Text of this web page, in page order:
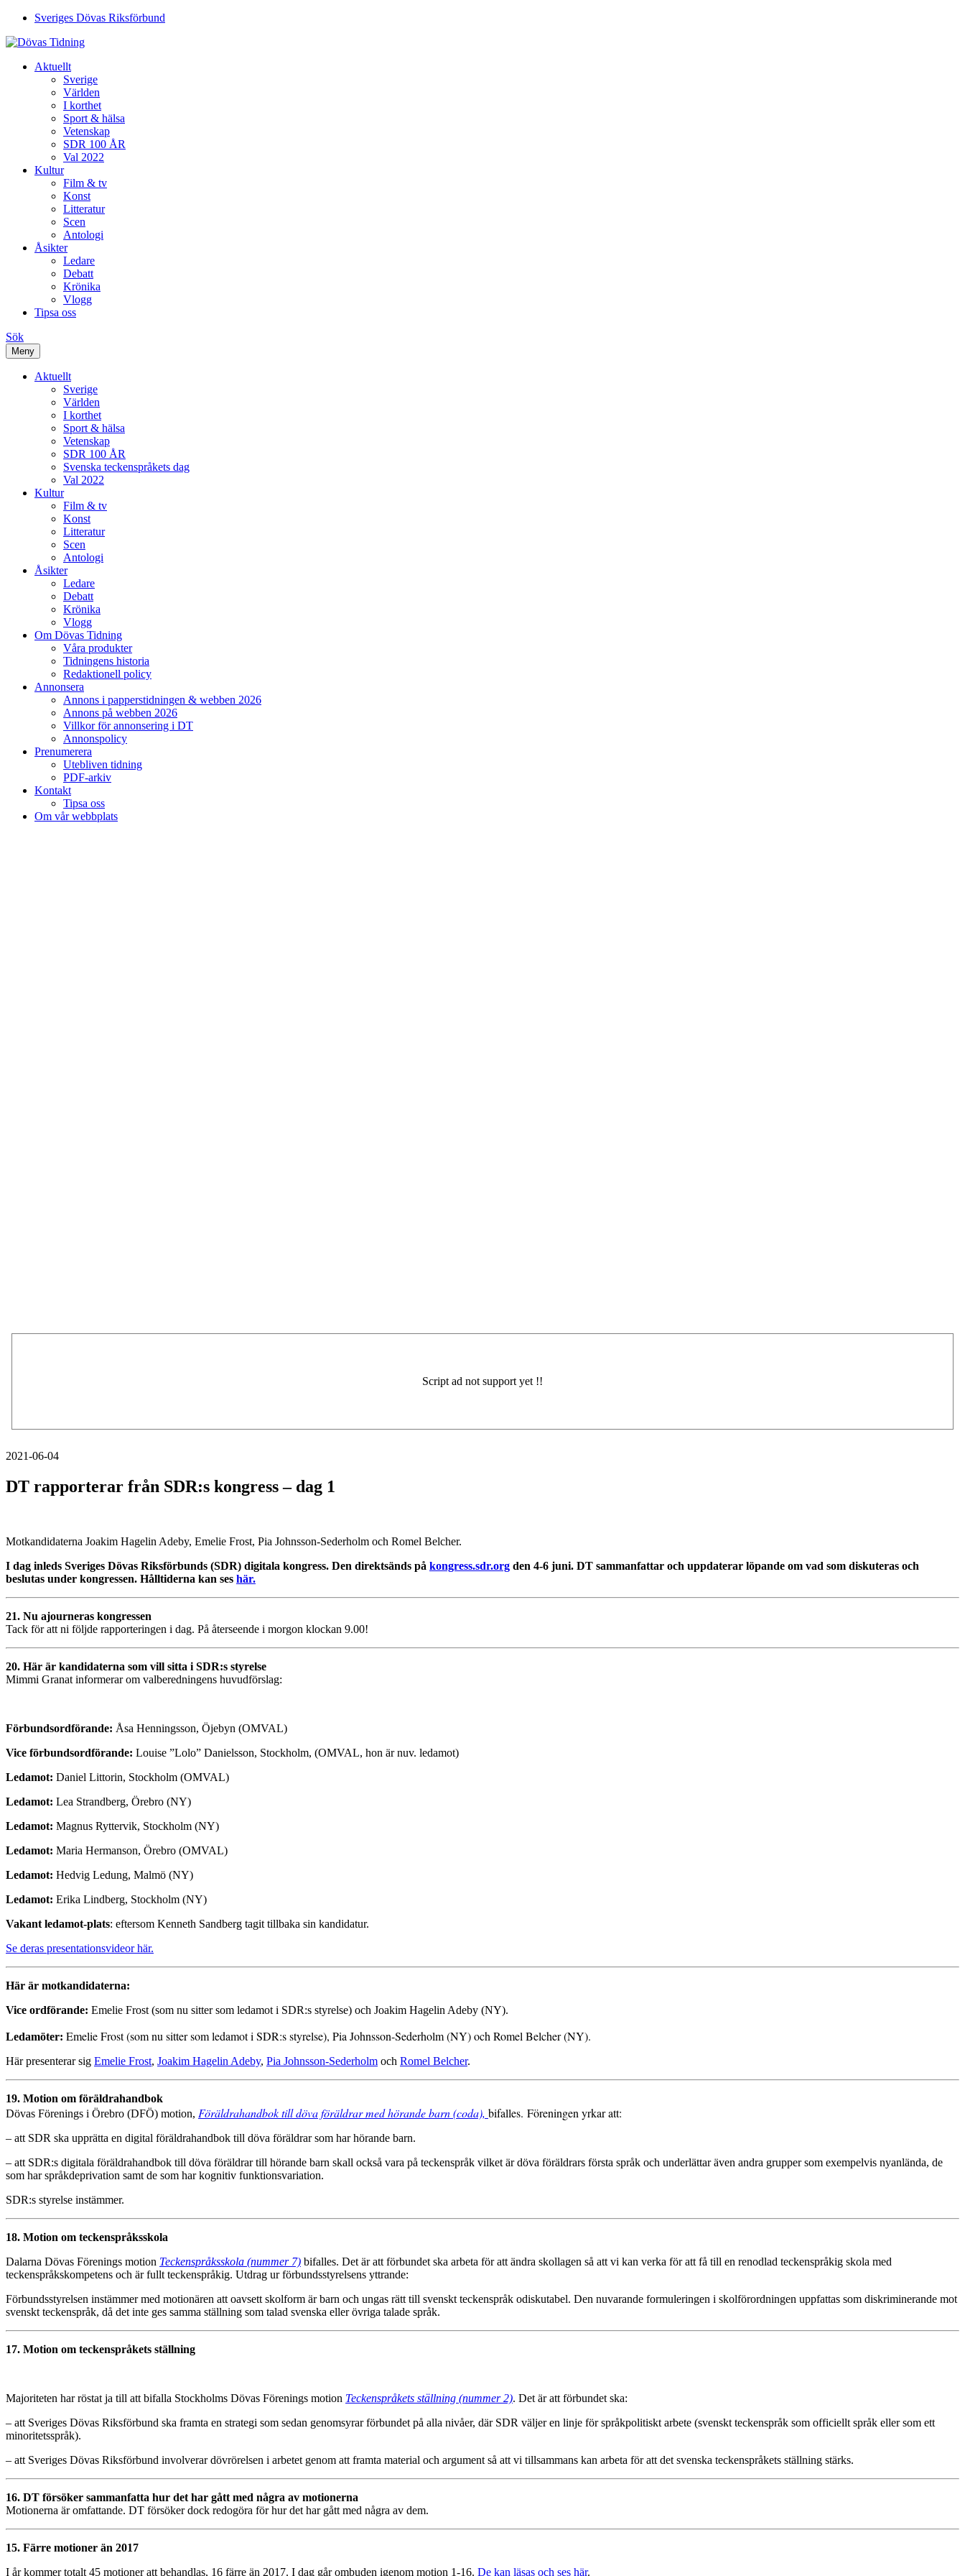
Sveriges Dövas Riksförbund
Aktuellt
Sverige
Världen
I korthet
Sport & hälsa
Vetenskap
SDR 100 ÅR
Val 2022
Kultur
Film & tv
Konst
Litteratur
Scen
Antologi
Åsikter
Ledare
Debatt
Krönika
Vlogg
Tipsa oss
Sök
Meny
Aktuellt
Sverige
Världen
I korthet
Sport & hälsa
Vetenskap
SDR 100 ÅR
Svenska teckenspråkets dag
Val 2022
Kultur
Film & tv
Konst
Litteratur
Scen
Antologi
Åsikter
Ledare
Debatt
Krönika
Vlogg
Om Dövas Tidning
Våra produkter
Tidningens historia
Redaktionell policy
Annonsera
Annons i papperstidningen & webben 2026
Annons på webben 2026
Villkor för annonsering i DT
Annonspolicy
Prenumerera
Utebliven tidning
PDF-arkiv
Kontakt
Tipsa oss
Om vår webbplats
2021-06-04
DT rapporterar från SDR:s kongress – dag 1
Motkandidaterna Joakim Hagelin Adeby, Emelie Frost, Pia Johnsson-Sederholm och Romel Belcher.
I dag inleds Sveriges Dövas Riksförbunds (SDR) digitala kongress. Den direktsänds på kongress.sdr.org den 4-6 juni. DT sammanfattar och uppdaterar löpande om vad som diskuteras och
beslutas under kongressen. Hålltiderna kan ses här.
21. Nu ajourneras kongressen
Tack för att ni följde rapporteringen i dag. På återseende i morgon klockan 9.00!
20. Här är kandidaterna som vill sitta i SDR:s styrelse
Mimmi Granat informerar om valberedningens huvudförslag:
Förbundsordförande: Åsa Henningsson, Öjebyn (OMVAL)
Vice förbundsordförande: Louise ”Lolo” Danielsson, Stockholm, (OMVAL, hon är nuv. ledamot)
Ledamot: Daniel Littorin, Stockholm (OMVAL)
Ledamot: Lea Strandberg, Örebro (NY)
Ledamot: Magnus Ryttervik, Stockholm (NY)
Ledamot: Maria Hermanson, Örebro (OMVAL)
Ledamot: Hedvig Ledung, Malmö (NY)
Ledamot: Erika Lindberg, Stockholm (NY)
Vakant ledamot-plats: eftersom Kenneth Sandberg tagit tillbaka sin kandidatur.
Se deras presentationsvideor här.
Här är motkandidaterna:
Vice ordförande: Emelie Frost (som nu sitter som ledamot i SDR:s styrelse) och Joakim Hagelin Adeby (NY).
Ledamöter: Emelie Frost (som nu sitter som ledamot i SDR:s styrelse), Pia Johnsson-Sederholm (NY) och Romel Belcher (NY).
Här presenterar sig Emelie Frost, Joakim Hagelin Adeby, Pia Johnsson-Sederholm och Romel Belcher.
19. Motion om föräldrahandbok
Dövas Förenings i Örebro (DFÖ) motion, Föräldrahandbok till döva föräldrar med hörande barn (coda), bifalles. Föreningen yrkar att:
– att SDR ska upprätta en digital föräldrahandbok till döva föräldrar som har hörande barn.
– att SDR:s digitala föräldrahandbok till döva föräldrar till hörande barn skall också vara på teckenspråk vilket är döva föräldrars första språk och underlättar även andra grupper som exempelvis nyanlända, de
som har språkdeprivation samt de som har kognitiv funktionsvariation.
SDR:s styrelse instämmer.
18. Motion om teckenspråksskola
Dalarna Dövas Förenings motion Teckenspråksskola (nummer 7) bifalles. Det är att förbundet ska arbeta för att ändra skollagen så att vi kan verka för att få till en renodlad teckenspråkig skola med
teckenspråkskompetens och är fullt teckenspråkig. Utdrag ur förbundsstyrelsens yttrande:
Förbundsstyrelsen instämmer med motionären att oavsett skolform är barn och ungas rätt till svenskt teckenspråk odiskutabel. Den nuvarande formuleringen i skolförordningen uppfattas som diskriminerande mot
svenskt teckenspråk, då det inte ges samma ställning som talad svenska eller övriga talade språk.
17. Motion om teckenspråkets ställning
Majoriteten har röstat ja till att bifalla Stockholms Dövas Förenings motion Teckenspråkets ställning (nummer 2). Det är att förbundet ska:
– att Sveriges Dövas Riksförbund ska framta en strategi som sedan genomsyrar förbundet på alla nivåer, där SDR väljer en linje för språkpolitiskt arbete (svenskt teckenspråk som officiellt språk eller som ett
minoritetsspråk).
– att Sveriges Dövas Riksförbund involverar dövrörelsen i arbetet genom att framta material och argument så att vi tillsammans kan arbeta för att det svenska teckenspråkets ställning stärks.
16. DT försöker sammanfatta hur det har gått med några av motionerna
Motionerna är omfattande. DT försöker dock redogöra för hur det har gått med några av dem.
15. Färre motioner än 2017
I år kommer totalt 45 motioner att behandlas, 16 färre än 2017. I dag går ombuden igenom motion 1-16. De kan läsas och ses här.